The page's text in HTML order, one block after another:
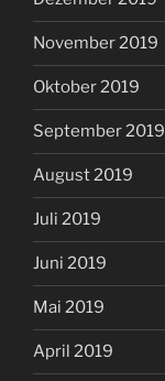
November 2019
Oktober 2019
September 2019
August 2019
Juli 2019
Juni 2019
Mai 2019
April 2019